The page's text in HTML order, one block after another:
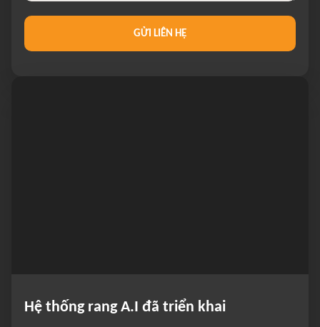
Hệ thống rang A.I đã triển khai
GỬI LIÊN HỆ